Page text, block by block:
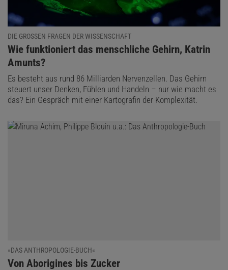
DIE GROSSEN FRAGEN DER WISSENSCHAFT
:
Wie funktioniert das menschliche Gehirn, Katrin
Amunts?
Es besteht aus rund 86 Milliarden Nervenzellen. Das Gehirn
steuert unser Denken, Fühlen und Handeln – nur wie macht es
das? Ein Gespräch mit einer Kartografin der Komplexität.
»DAS ANTHROPOLOGIE-BUCH«
:
Von Aborigines bis Zucker